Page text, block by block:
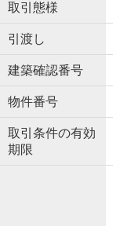
取引態様
引渡し
建築確認番号
物件番号
取引条件の有効
期限